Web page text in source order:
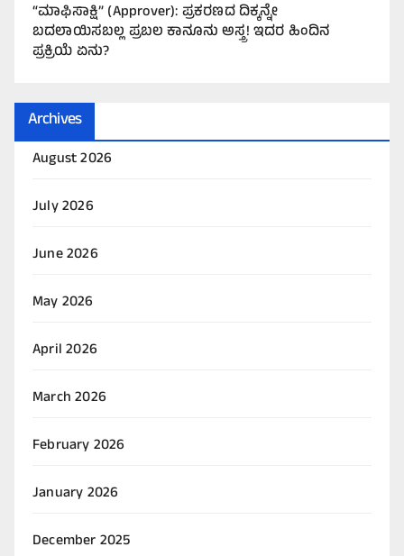
“ಮಾಫಿಸಾಕ್ಷಿ” (Approver): ಪ್ರಕರಣದ ದಿಕ್ಕನ್ನೇ
ಬದಲಾಯಿಸಬಲ್ಲ ಪ್ರಬಲ ಕಾನೂನು ಅಸ್ತ್ರ! ಇದರ ಹಿಂದಿನ
ಪ್ರಕ್ರಿಯೆ ಏನು?
Archives
August 2026
July 2026
June 2026
May 2026
April 2026
March 2026
February 2026
January 2026
December 2025